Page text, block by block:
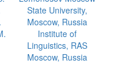
State University,
Moscow, Russia
Institute of
Linguistics, RAS
Moscow, Russia